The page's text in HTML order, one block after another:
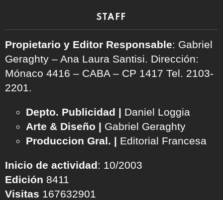
STAFF
Propietario y Editor Responsable: Gabriel
Geraghty – Ana Laura Santisi. Dirección:
Mónaco 4416 – CABA – CP 1417 Tel. 2103-
2201.
Depto. Publicidad | Daniel Loggia
Arte & Diseño | Gabriel Geraghty
Produccion Gral. | Editorial Francesa
Inicio de actividad: 10/2003
Edición 8411
Visitas 167632901